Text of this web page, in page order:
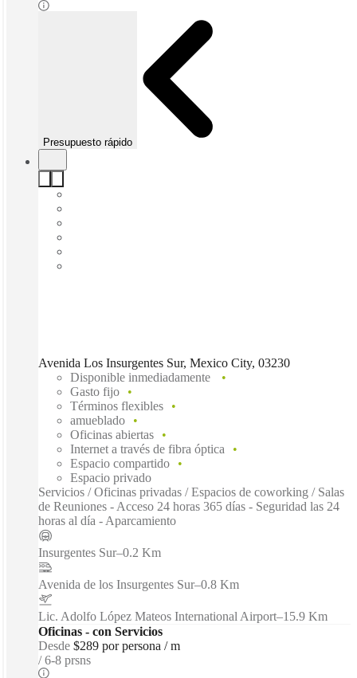
Presupuesto rápido
Avenida Los Insurgentes Sur, Mexico City, 03230
Disponible inmediadamente
Gasto fijo
Términos flexibles
amueblado
Oficinas abiertas
Internet a través de fibra óptica
Espacio compartido
Espacio privado
Servicios / Oficinas privadas / Espacios de coworking / Salas
de Reuniones - Acceso 24 horas 365 días - Seguridad las 24
horas al día - Aparcamiento
Insurgentes Sur–0.2 Km
Avenida de los Insurgentes Sur–0.8 Km
Lic. Adolfo López Mateos International Airport–15.9 Km
Oficinas - con Servicios
Desde $289 por persona / m
6-8 prsns